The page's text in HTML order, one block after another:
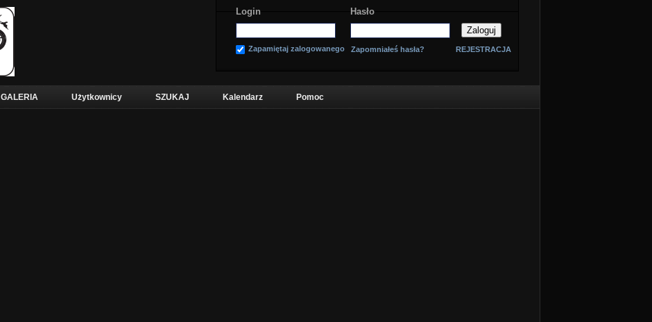
Login Hasło
Zapamiętaj zalogowanego Zapomniałeś hasła? REJESTRACJA
GALERIA Użytkownicy SZUKAJ Kalendarz Pomoc